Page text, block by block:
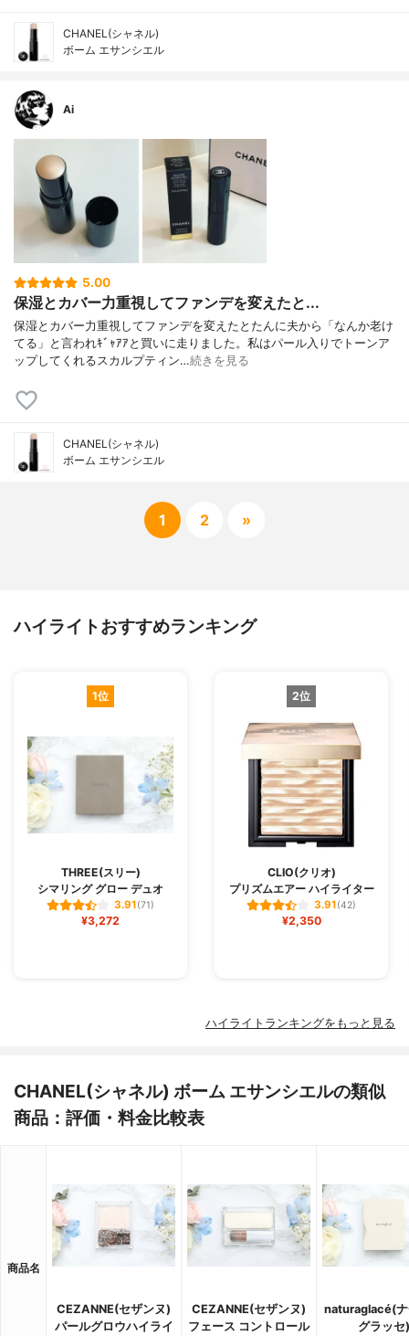
CHANEL(シャネル)
ボーム エサンシエル
Ai
5.00
保湿とカバー力重視してファンデを変えたと...
保湿とカバー力重視してファンデを変えたとたんに夫から「なんか老け
てる」と言われｷﾞｬｱｱと買いに走りました。私はパール入りでトーンア
ップしてくれるスカルプティン…続きを見る
CHANEL(シャネル)
ボーム エサンシエル
1 2 »
ハイライトおすすめランキング
1位
THREE(スリー)
シマリング グロー デュオ
3.91(71)
¥3,272
2位
CLIO(クリオ)
プリズムエアー ハイライター
3.91(42)
¥2,350
ハイライトランキングをもっと見る
CHANEL(シャネル) ボーム エサンシエルの類似
商品：評価・料金比較表
商品名
CEZANNE(セザンヌ)
パールグロウハイライ
CEZANNE(セザンヌ)
フェース コントロール
naturaglacé(ナ
グラッセ)